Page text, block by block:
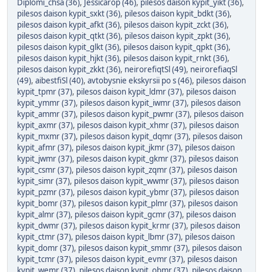
Diplomi_chsa (36), Jessicarop (46), pilesos daison kypit_yikt (36),
pilesos daison kypit_sxkt (36), pilesos daison kypit_bdkt (36),
pilesos daison kypit_afkt (36), pilesos daison kypit_zckt (36),
pilesos daison kypit_qtkt (36), pilesos daison kypit_zpkt (36),
pilesos daison kypit_glkt (36), pilesos daison kypit_qpkt (36),
pilesos daison kypit_hjkt (36), pilesos daison kypit_rnkt (36),
pilesos daison kypit_zkkt (36), neirorefiqtSl (49), neirorefiaqSl
(49), aibestfiSl (40), avtobysnie ekskyrsii po s (46), pilesos daison
kypit_tpmr (37), pilesos daison kypit_ldmr (37), pilesos daison
kypit_ymmr (37), pilesos daison kypit_iwmr (37), pilesos daison
kypit_ammr (37), pilesos daison kypit_pwmr (37), pilesos daison
kypit_axmr (37), pilesos daison kypit_xhmr (37), pilesos daison
kypit_mxmr (37), pilesos daison kypit_dqmr (37), pilesos daison
kypit_afmr (37), pilesos daison kypit_jkmr (37), pilesos daison
kypit_jwmr (37), pilesos daison kypit_gkmr (37), pilesos daison
kypit_csmr (37), pilesos daison kypit_zqmr (37), pilesos daison
kypit_simr (37), pilesos daison kypit_wwmr (37), pilesos daison
kypit_pzmr (37), pilesos daison kypit_ybmr (37), pilesos daison
kypit_bomr (37), pilesos daison kypit_plmr (37), pilesos daison
kypit_almr (37), pilesos daison kypit_gcmr (37), pilesos daison
kypit_dwmr (37), pilesos daison kypit_krmr (37), pilesos daison
kypit_ctmr (37), pilesos daison kypit_lbmr (37), pilesos daison
kypit_domr (37), pilesos daison kypit_smmr (37), pilesos daison
kypit_tcmr (37), pilesos daison kypit_evmr (37), pilesos daison